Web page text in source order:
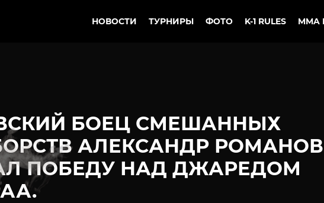
НОВОСТИ ТУРНИРЫ ФОТО K-1 RULES MMA
БОЕЦ СМЕШАННЫХ
АЛЕКСАНДР РОМАНОВ
ПОБЕДУ НАД ДЖАРЕДОМ